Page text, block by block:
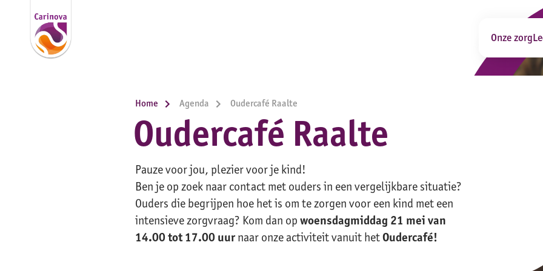
Onze zorg
Home Agenda Oudercafé Raalte
Oudercafé Raalte
Pauze voor jou, plezier voor je kind!
Ben je op zoek naar contact met ouders in een vergelijkbare situatie?
Ouders die begrijpen hoe het is om te zorgen voor een kind met een
intensieve zorgvraag? Kom dan op woensdagmiddag 21 mei van
14.00 tot 17.00 uurnaar onze activiteit vanuit hetOudercafé!